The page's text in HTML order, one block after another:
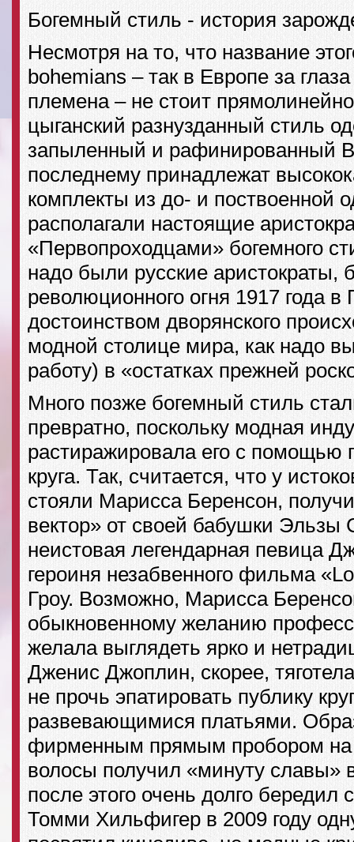
Богемный стиль - история
Несмотря на то, что название
bohemians – так в Европе за
племена – не стоит
цыганский разнузданный стиль
запыленный и рафинированный
последнему принадлежат
комплекты из до- и поствоенной
располагали настоящие
«Первопроходцами» богемного
надо были русские аристократы,
революционного огня 1917 года
достоинством дворянского
модной столице мира, как надо
работу) в «остатках прежней
Много позже богемный стиль
превратно, поскольку модная
растиражировала его с помощью
круга. Так, считается, что у
стояли Марисса Беренсон,
вектор» от своей бабушки Эльзы
неистовая легендарная певица
героиня незабвенного фильма
Гроу. Возможно, Марисса
обыкновенному желанию
желала выглядеть ярко и
Дженис Джоплин, скорее,
не прочь эпатировать публику
развевающимися платьями.
фирменным прямым пробором
волосы получил «минуту славы»
после этого очень долго
Томми Хильфигер в 2009 году